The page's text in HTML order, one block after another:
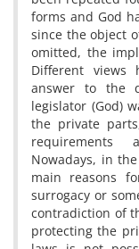
forms and God
since the object
omitted, the
Different views
answer to the
legislator (God)
the private
requirements
Nowadays, in
main reasons
surrogacy or
contradiction of
protecting the